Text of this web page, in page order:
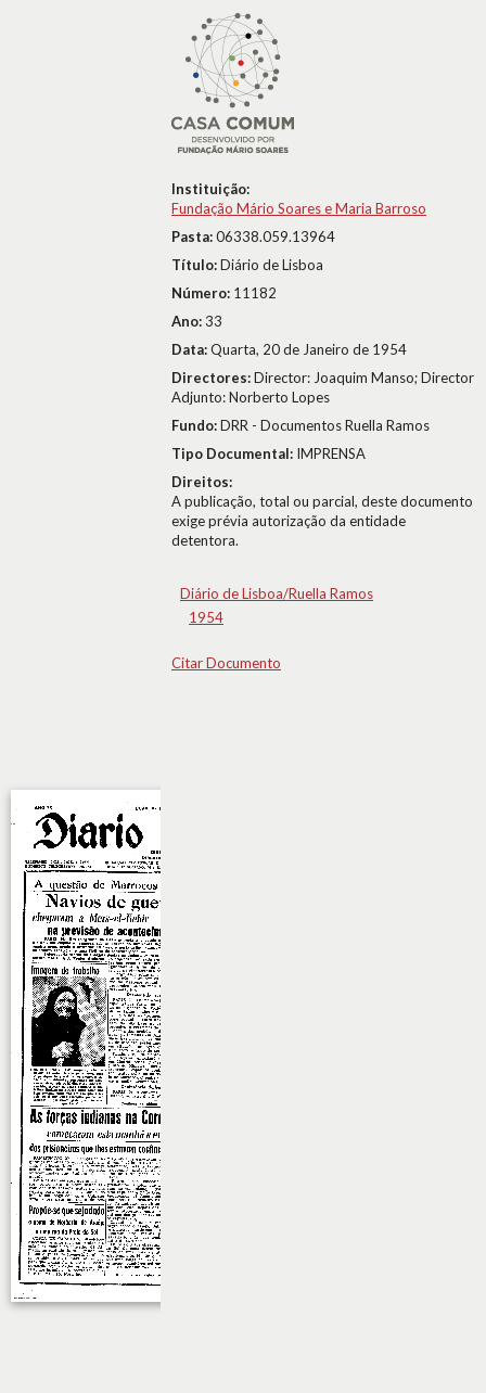
Instituição:
Fundação Mário Soares e Maria Barroso
Pasta:06338.059.13964
Título:Diário de Lisboa
Número: 11182
Ano:33
Data:Quarta, 20 de Janeiro de 1954
Directores:Director: Joaquim Manso; Director
Adjunto: Norberto Lopes
Fundo:DRR - Documentos Ruella Ramos
Tipo Documental: IMPRENSA
Direitos:
A publicação, total ou parcial, deste documento
exige prévia autorização da entidade
detentora.
Diário de Lisboa/Ruella Ramos
1954
Citar Documento